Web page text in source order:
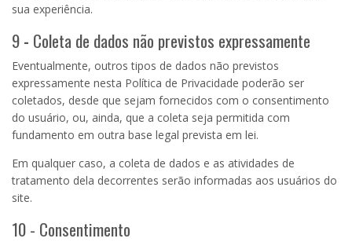
sua experiência.
9- Coleta de dados não previstos expressamente
Eventualmente, outros tipos de dados não previstos
expressamente nesta Política de Privacidade poderão ser
coletados, desde que sejam fornecidos com o consentimento
do usuário, ou, ainda, que a coleta seja permitida com
fundamento em outra base legal prevista em lei.
Em qualquer caso, a coleta de dados e as atividades de
tratamento dela decorrentes serão informadas aos usuários do
site.
10 - Consentimento